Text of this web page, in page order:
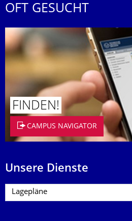
OFT GESUCHT
FINDEN!
CAMPUS NAVIGATOR
Unsere Dienste